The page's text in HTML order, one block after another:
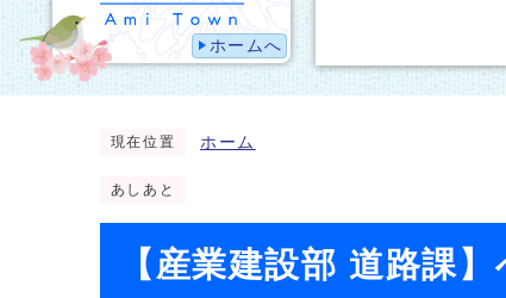
ホームへ
現在位置 ホーム
あしあと
【産業建設部 道路課